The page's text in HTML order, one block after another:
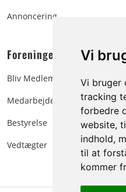
Vi
Vi bruger
tracking
forbedre
website,
indhold,
til at
kommer
Annoncering
Foreningen:
Bliv Medlem
Medarbejdere
Bestyrelse
Vedtægter